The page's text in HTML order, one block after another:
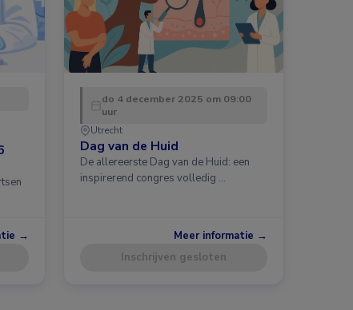
→
do 4 december 2025 om 09:00
uur
Utrecht
Dag van de Huid
De allereerste Dag van de Huid: een
inspirerend congres volledig …
Meer informatie →
Inschrijven gesloten